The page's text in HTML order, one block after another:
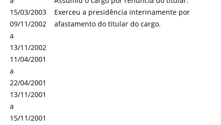
15/03/2003
09/11/2002
a
13/11/2002
11/04/2001
a
22/04/2001
13/11/2001
a
15/11/2001
Exerceu a presidência interinamente por
afastamento do titular do cargo.